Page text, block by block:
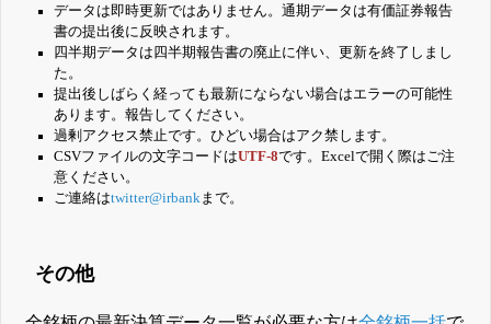
データは即時更新ではありません。通期データは有価証券報告
書の提出後に反映されます。
四半期データは四半期報告書の廃止に伴い、更新を終了しまし
た。
提出後しばらく経っても最新にならない場合はエラーの可能性
あります。報告してください。
過剰アクセス禁止です。ひどい場合はアク禁します。
CSVファイルの文字コードはUTF-8です。Excelで開く際はご注
意ください。
ご連絡はtwitter@irbankまで。
その他